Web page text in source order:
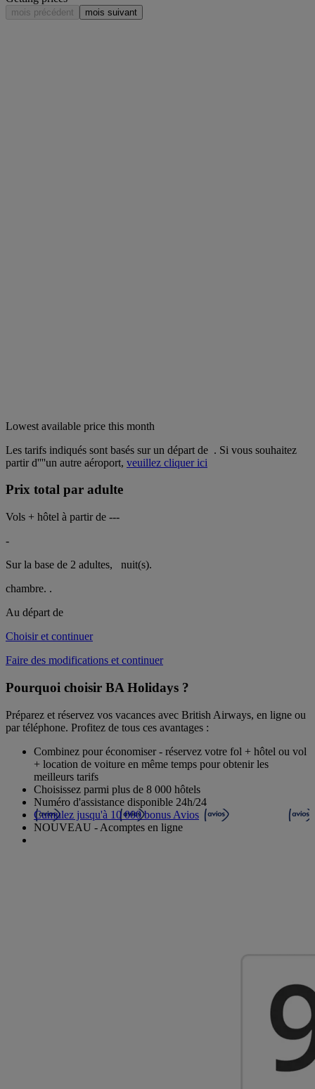
mois précédent mois suivant
Lowest available price this month
Les tarifs indiqués sont basés sur un départ de . Si vous souhaitez
partir d''''un autre aéroport, veuillez cliquer ici
Prix total par adulte
Vols + hôtel à partir de ---
-
Sur la base de 2 adultes,
nuit(s).
chambre. .
Au départ de
Choisir et continuer
Faire des modifications et continuer
Pourquoi choisir BA Holidays ?
Préparez et réservez vos vacances avec British Airways, en ligne ou
par téléphone. Profitez de tous ces avantages :
Combinez pour économiser - réservez votre fol + hôtel ou vol
+ location de voiture en même temps pour obtenir les
meilleurs tarifs
Choisissez parmi plus de 8 000 hôtels
Numéro d'assistance disponible 24h/24
Cumulez jusqu'à 10 000 bonus Avios
NOUVEAU - Acomptes en ligne